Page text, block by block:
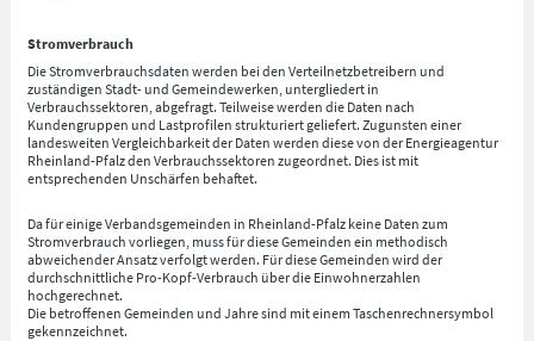
Stromverbrauch
Die Stromverbrauchsdaten werden bei den Verteilnetzbetreibern und
zuständigen Stadt- und Gemeindewerken, untergliedert in
Verbrauchssektoren, abgefragt. Teilweise werden die Daten nach
Kundengruppen und Lastprofilen strukturiert geliefert. Zugunsten einer
landesweiten Vergleichbarkeit der Daten werden diese von der Energieagentur
Rheinland-Pfalz den Verbrauchssektoren zugeordnet. Dies ist mit
entsprechenden Unschärfen behaftet.
Da für einige Verbandsgemeinden in Rheinland-Pfalz keine Daten zum
Stromverbrauch vorliegen, muss für diese Gemeinden ein methodisch
abweichender Ansatz verfolgt werden. Für diese Gemeinden wird der
durchschnittliche Pro-Kopf-Verbrauch über die Einwohnerzahlen
hochgerechnet.
Die betroffenen Gemeinden und Jahre sind mit einem Taschenrechnersymbol
gekennzeichnet.